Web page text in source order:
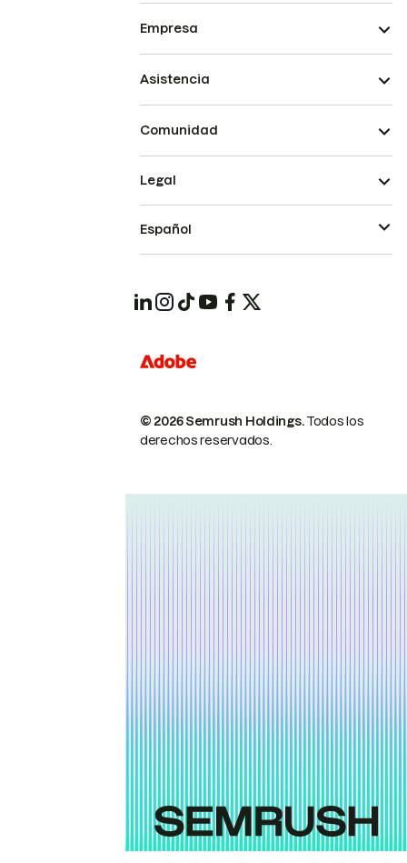
Empresa
Asistencia
Comunidad
© 2026 Semrush Holdings.Todos los
derechos reservados.
Legal
Español